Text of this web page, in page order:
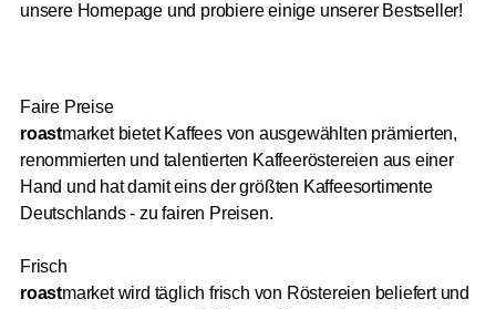
unsere Homepage und probiere einige unserer Bestseller!
Faire Preise
roastmarket bietet Kaffees von ausgewählten prämierten,
renommierten und talentierten Kaffeeröstereien aus einer
Hand und hat damit eins der größten Kaffeesortimente
Deutschlands - zu fairen Preisen.
Frisch
roastmarket wird täglich frisch von Röstereien beliefert und